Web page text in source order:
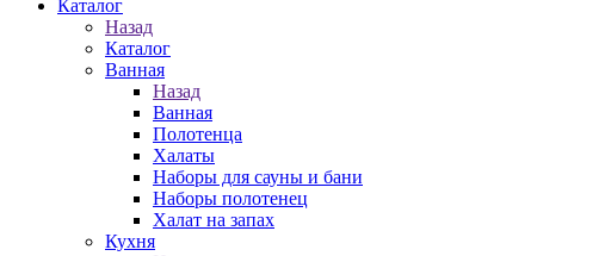
Каталог
Назад
Каталог
Ванная
Назад
Ванная
Полотенца
Халаты
Наборы для сауны и бани
Наборы полотенец
Халат на запах
Кухня